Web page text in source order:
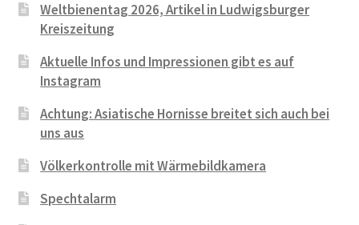
Weltbienentag 2026, Artikel in Ludwigsburger
Kreiszeitung
Aktuelle Infos und Impressionen gibt es auf
Instagram
Achtung: Asiatische Hornisse breitet sich auch bei
uns aus
Völkerkontrolle mit Wärmebildkamera
Spechtalarm